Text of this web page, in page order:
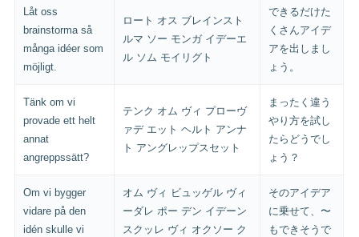
Låt oss
brainstorma så
många idéer som
möjligt.
ロート オス ブレインスト
ルマ ソー モンガ イデーエ
ル ソム モイリグト
できるだけた
くさんアイデ
アを出しまし
ょう。
Tänk om vi
provade ett helt
annat
angreppssätt?
テンク オム ヴィ プローヴ
ァデ エット ヘルト アンナ
ト アングレップスセット
まったく違う
やり方を試し
たらどうでし
ょう？
Om vi bygger
vidare på den
idén skulle vi
オム ヴィ ビュッゲル ヴィ
ーダレ ポー デン イデーン
スクッレ ヴィ オクソー ク
そのアイデア
に乗せて、〜
もできそうで